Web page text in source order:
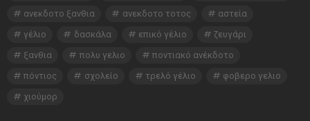
ανεκδοτο ξανθια
ανεκδοτο τοτος
αστεία
γέλιο
δασκάλα επικό γέλιο
ζευγάρι
ξανθια
πολυ γελιο
ποντιακό ανέκδοτο
πόντιος
σχολείο τρελό γέλιο
φοβερο γελιο
χιούμορ